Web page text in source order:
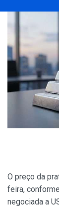
O preço da
feira,
negociada a